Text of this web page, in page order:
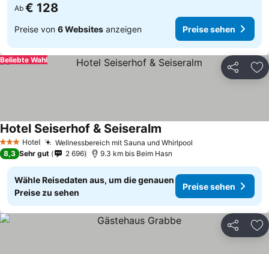
Ab € 128
Preise von 6 Websites anzeigen Preise sehen
Teilen
Beliebte Wahl
3 SterneHotel Wellnessbereich mit Sauna und Whirlpool
Hotel Seiserhof & Seiseralm
8,3 Sehr gut 2 696 9.3 km bis Beim Hasn
Wähle Reisedaten aus, um die genauen
Preise zu sehen
Preise sehen
Teilen